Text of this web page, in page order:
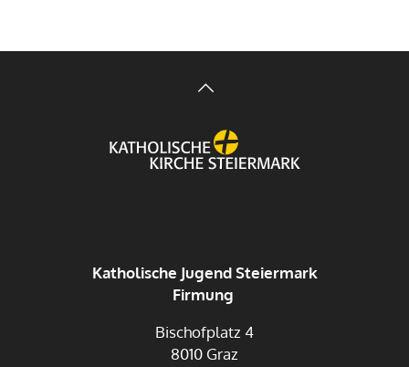
Katholische Jugend Steiermark
Firmung
Bischofplatz 4
8010 Graz